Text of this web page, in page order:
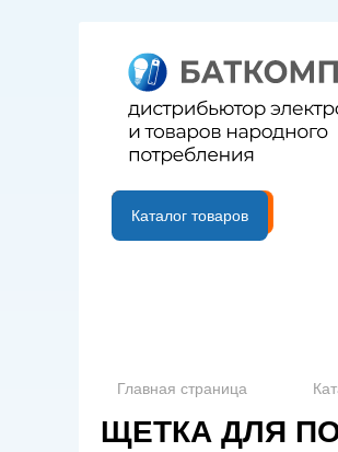
B2B портал
Каталог товаров
Главная страница
ЩЕТКА ДЛЯ